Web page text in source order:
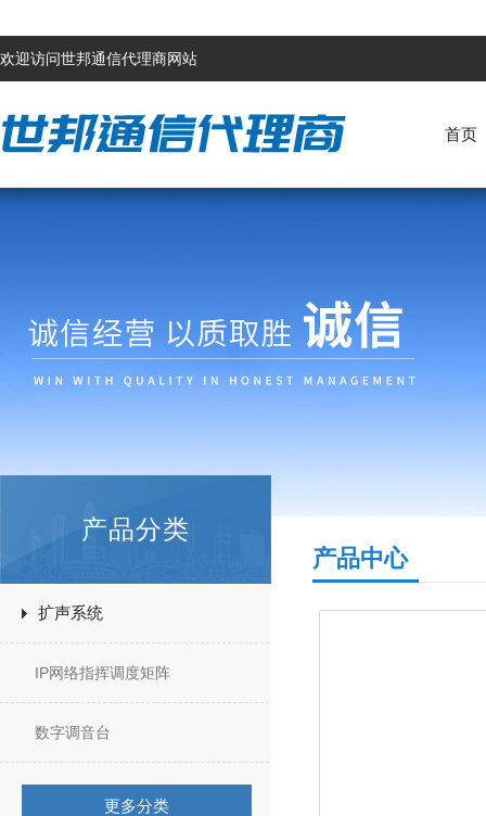
欢迎访问世邦通信代理商网站
首页
产品分类
扩声系统
IP网络指挥调度矩阵
数字调音台
更多分类
产品中心